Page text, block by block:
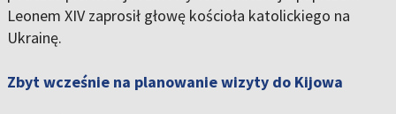
Leonem XIV zaprosił głowę kościoła katolickiego na
Ukrainę.
Zbyt wcześnie na planowanie wizyty do Kijowa